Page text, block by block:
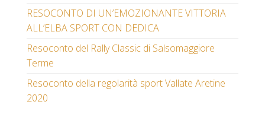
RESOCONTO DI UN’EMOZIONANTE VITTORIA
ALL’ELBA SPORT CON DEDICA
Resoconto del Rally Classic di Salsomaggiore
Terme
Resoconto della regolarità sport Vallate Aretine
2020